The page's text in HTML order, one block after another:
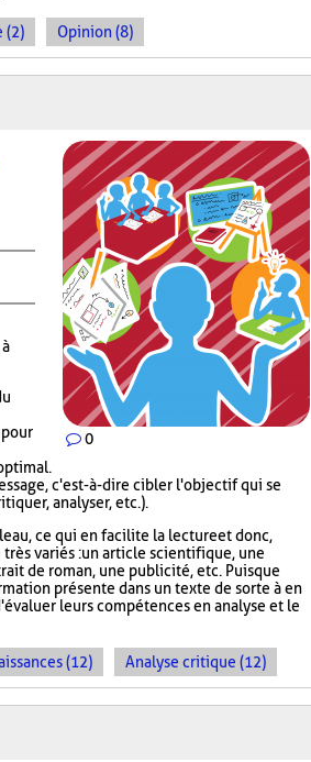
(2) Opinion (8)
0
c'est-à-dire cibler l'objectif qui se
analyser, etc.).
ce qui en facilite la lecture et donc,
variés : un article scientifique, une
de roman, une publicité, etc. Puisque
présente dans un texte de sorte à en
leurs compétences en analyse et le
(12) Analyse critique (12)